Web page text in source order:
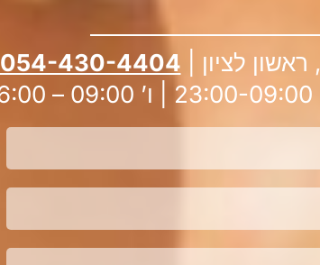
054-430-4404